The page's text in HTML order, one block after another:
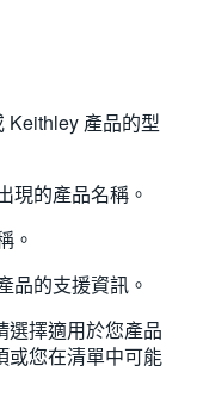
Keithley 產品的型
現的產品名稱。
。
品的支援資訊。
選擇適用於您產品
或您在清單中可能